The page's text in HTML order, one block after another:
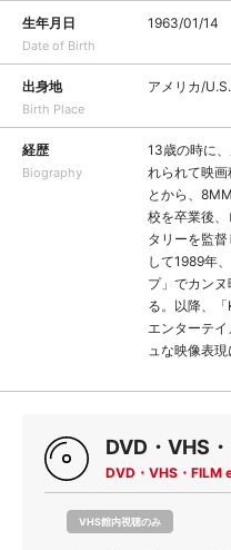
生年月日
Date of Birth
1963/01/14
出身地
Birth Place
アメリカ/
経歴
Biography
13歳の時に
れられて映
とから、
校を卒業後、
タリーを監
して1989年
プ」でカン
る。以降、「
エンターテ
ュな映像表現
DVD・VHS
DVD・VHS・FILM
VHS館内視聴のみ